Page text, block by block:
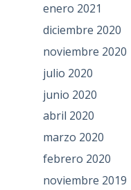
enero 2021
diciembre 2020
noviembre 2020
julio 2020
junio 2020
abril 2020
marzo 2020
febrero 2020
noviembre 2019